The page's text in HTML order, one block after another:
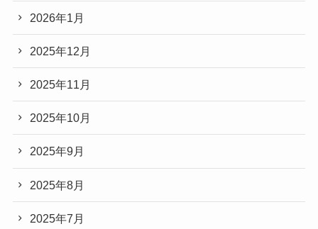
2026年1月
2025年12月
2025年11月
2025年10月
2025年9月
2025年8月
2025年7月